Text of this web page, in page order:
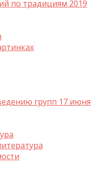
по традициям 2019
групп 17 июня